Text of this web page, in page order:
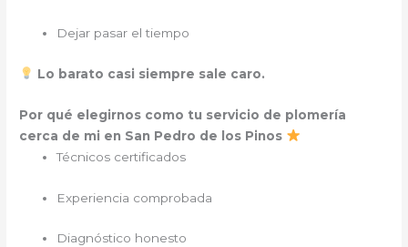
Dejar pasar el tiempo
Lo barato casi siempre sale caro.
Por qué elegirnos como tu servicio de plomería
cerca de mi en San Pedro de los Pinos
Técnicos certificados
Experiencia comprobada
Diagnóstico honesto